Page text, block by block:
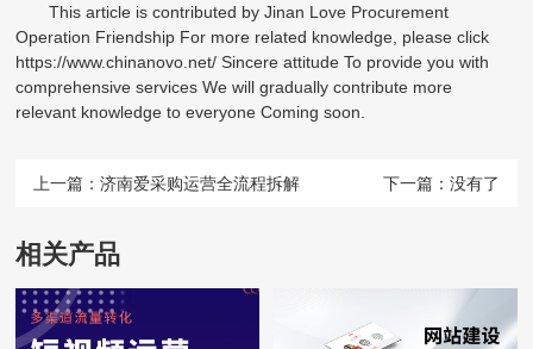
This article is contributed by Jinan Love Procurement
Operation Friendship For more related knowledge, please click
https://www.chinanovo.net/ Sincere attitude To provide you with
comprehensive services We will gradually contribute more
relevant knowledge to everyone Coming soon.
上一篇：济南爱采购运营全流程拆解 下一篇：没有了
相关产品